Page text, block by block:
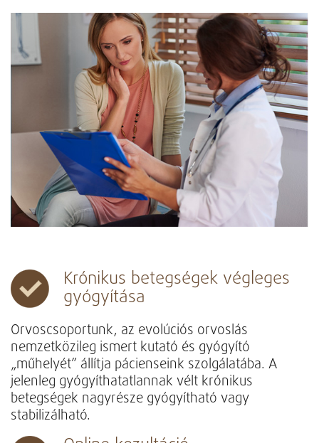
Krónikus betegségek végleges
gyógyítása
Orvoscsoportunk, az evolúciós orvoslás
nemzetközileg ismert kutató és gyógyító
„műhelyét” állítja pácienseink szolgálatába. A
jelenleg gyógyíthatatlannak vélt krónikus
betegségek nagyrésze gyógyítható vagy
stabilizálható.